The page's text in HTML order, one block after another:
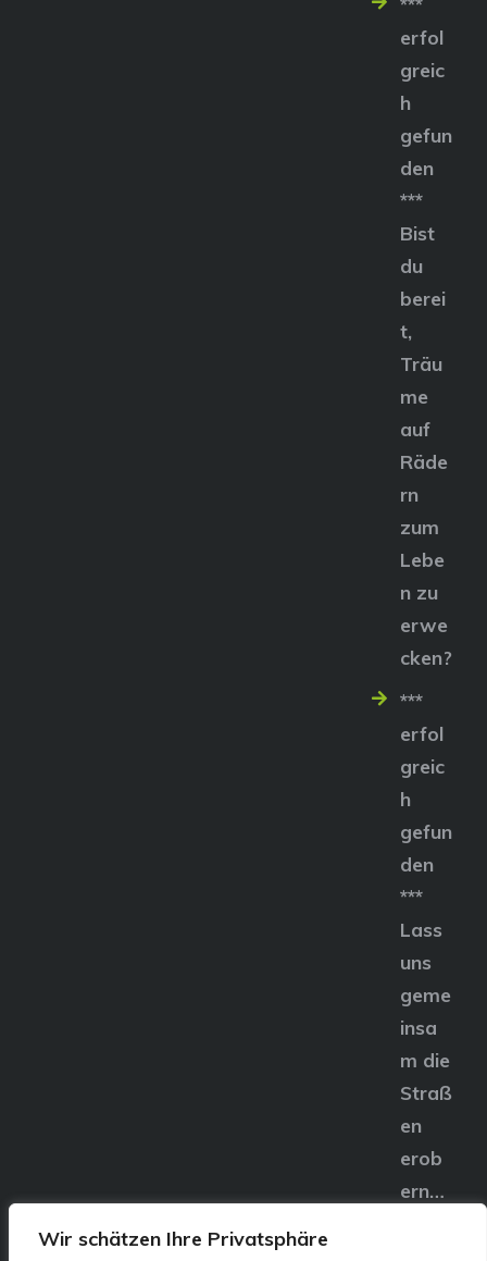
Wir schätzen Ihre Privatsphäre
erfol
greic
h
gefun
den
***
Bist
du
berei
t,
Träu
me
auf
Räde
rn
zum
Lebe
n zu
erwe
cken?
***
erfol
greic
h
gefun
den
***
Lass
uns
geme
insa
m die
Straß
en
erob
ern…